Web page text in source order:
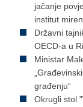
jačanje
institut
Državni
OECD-a u
Ministar
građenju“
Okrugli stol